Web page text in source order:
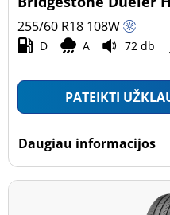
255/60 R18 108W
D A 72 db
PATEIKTI
Daugiau informacijos